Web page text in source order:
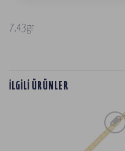
7,43gr
İLGILI ÜRÜNLER
SIPARIŞ